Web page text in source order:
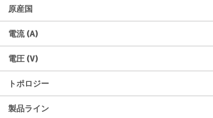
原産国
電流 (A)
電圧 (V)
トポロジー
製品ライン